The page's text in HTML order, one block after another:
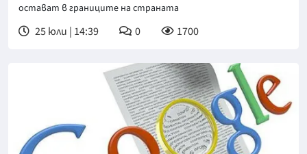
ocтaвaт в гpaницитe нa cтpaнaтa
25 юли | 14:39 0 1700